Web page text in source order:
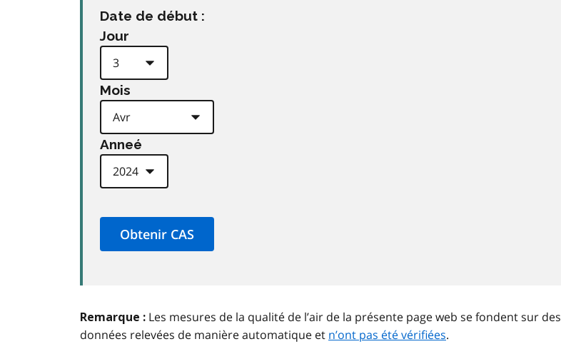
Date de début :
Jour
Mois
Anneé
Remarque : Les mesures de la qualité de l’air de la présente page web se fondent sur des
données relevées de manière automatique et n’ont pas été vérifiées.